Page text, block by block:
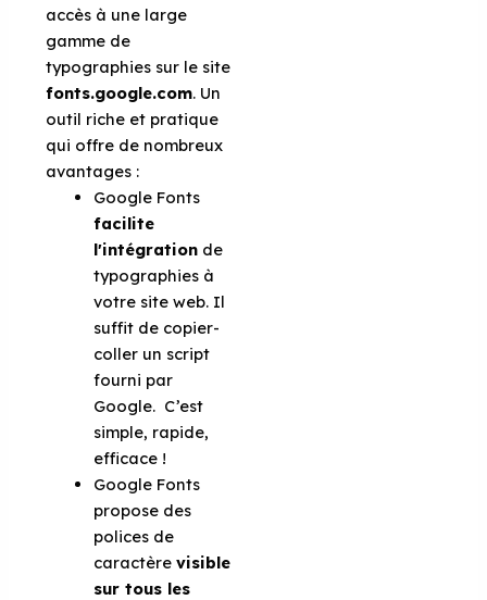
accès à une large
gamme de
typographies sur le site
fonts.google.com. Un
outil riche et pratique
qui offre de nombreux
avantages :
Google Fonts
facilite
l'intégration de
typographies à
votre site web. Il
suffit de copier-
coller un script
fourni par
Google. C’est
simple, rapide,
efficace !
Google Fonts
propose des
polices de
caractèrevisible
sur tous les